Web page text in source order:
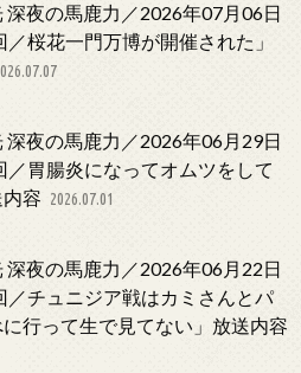
深夜の馬鹿力／2026年07月06日
／桜花一門万博が開催された」
深夜の馬鹿力／2026年06月29日
／胃腸炎になってオムツをして
容 2026.07.01
深夜の馬鹿力／2026年06月22日
／チュニジア戦はカミさんとパ
行って生で見てない」放送内容